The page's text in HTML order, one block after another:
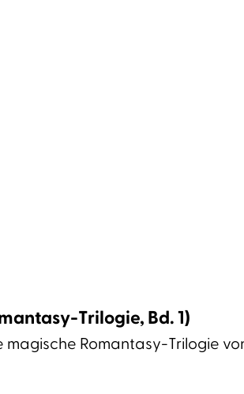
Trilogie, Bd. 1)
magische Romantasy-Trilogie